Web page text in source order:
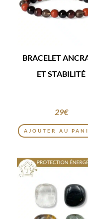
BRACELET
ET STABILITÉ
29€
AJOUTER AU